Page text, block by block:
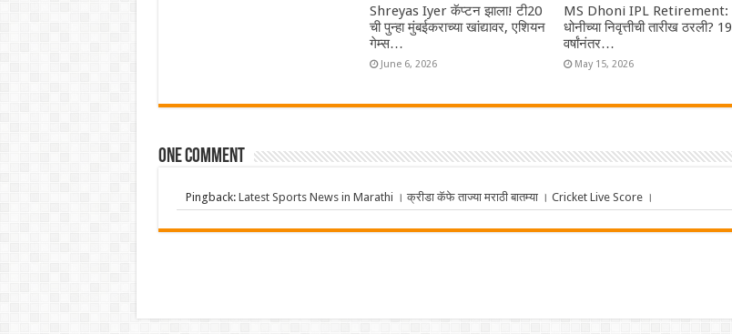
Shreyas Iyer कॅप्टन झाला! टी20
ची पुन्हा मुंबईकराच्या खांद्यावर, एशियन
गेम्स…
June 6, 2026
MS Dhoni IPL Retirement:
धोनीच्या निवृत्तीची तारीख ठरली? 19
वर्षांनंतर…
May 15, 2026
One comment
Pingback: Latest Sports News in Marathi । क्रीडा कॅफे ताज्या मराठी बातम्या । Cricket Live Score ।